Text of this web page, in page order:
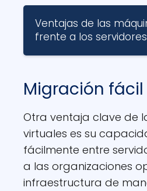
Ventajas de las
frente a los
Migración fácil
Otra ventaja clave de
virtuales es su
fácilmente entre
a las organizaciones
infraestructura de